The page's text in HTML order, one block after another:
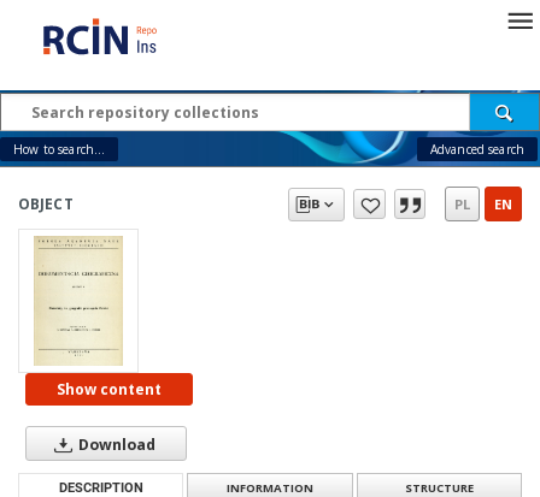
How to search... Advanced search
OBJECT PL EN
Show content
Download
DESCRIPTION INFORMATION STRUCTURE